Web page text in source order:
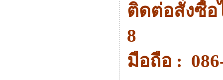
ติดต่อสั่งซื้อ
8
มือถือ :